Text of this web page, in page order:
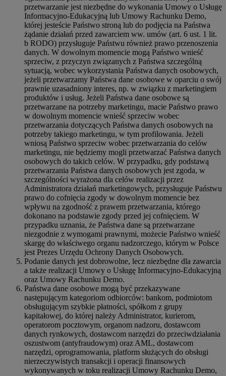
przetwarzanie jest niezbędne do wykonania Umowy o Usługę
Informacyjno-Edukacyjną lub Umowy Rachunku Demo,
której jesteście Państwo stroną lub do podjęcia na Państwa
żądanie działań przed zawarciem ww. umów (art. 6 ust. 1 lit.
b RODO) przysługuje Państwu również prawo przenoszenia
danych. W dowolnym momencie mogą Państwo wnieść
sprzeciw, z przyczyn związanych z Państwa szczególną
sytuacją, wobec wykorzystania Państwa danych osobowych,
jeżeli przetwarzamy Państwa dane osobowe w oparciu o swój
prawnie uzasadniony interes, np. w związku z marketingiem
produktów i usług. Jeżeli Państwa dane osobowe są
przetwarzane na potrzeby marketingu, macie Państwo prawo
w dowolnym momencie wnieść sprzeciw wobec
przetwarzania dotyczących Państwa danych osobowych na
potrzeby takiego marketingu, w tym profilowania. Jeżeli
wniosą Państwo sprzeciw wobec przetwarzania do celów
marketingu, nie będziemy mogli przetwarzać Państwa danych
osobowych do takich celów. W przypadku, gdy podstawą
przetwarzania Państwa danych osobowych jest zgoda, w
szczególności wyrażona dla celów realizacji przez
Administratora działań marketingowych, przysługuje Państwu
prawo do cofnięcia zgody w dowolnym momencie bez
wpływu na zgodność z prawem przetwarzania, którego
dokonano na podstawie zgody przed jej cofnięciem. W
przypadku uznania, że Państwa dane są przetwarzane
niezgodnie z wymogami prawnymi, możecie Państwo wnieść
skargę do właściwego organu nadzorczego, którym w Polsce
jest Prezes Urzędu Ochrony Danych Osobowych.
Podanie danych jest dobrowolne, lecz niezbędne dla zawarcia
a także realizacji Umowy o Usługę Informacyjno-Edukacyjną
oraz Umowy Rachunku Demo.
Państwa dane osobowe mogą być przekazywane
następującym kategoriom odbiorców: bankom, podmiotom
obsługującym szybkie płatności, spółkom z grupy
kapitałowej, do której należy Administrator, kurierom,
operatorom pocztowym, organom nadzoru, dostawcom
danych rynkowych, dostawcom narzędzi do przeciwdziałania
oszustwom (antyfraudowym) oraz AML, dostawcom
narzędzi, oprogramowania, platform służących do obsługi
nierzeczywistych transakcji i operacji finansowych
wykonywanych w toku realizacji Umowy Rachunku Demo,